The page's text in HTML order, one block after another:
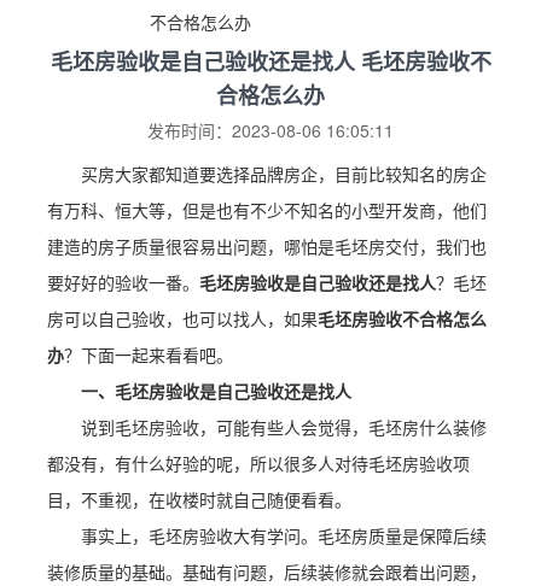
不合格怎么办
毛坯房验收是自己验收还是找人 毛坯房验收不
合格怎么办
发布时间：2023-08-06 16:05:11
买房大家都知道要选择品牌房企，目前比较知名的房企
有万科、恒大等，但是也有不少不知名的小型开发商，他们
建造的房子质量很容易出问题，哪怕是毛坯房交付，我们也
要好好的验收一番。 毛坯房验收是自己验收还是找人？毛坯
房可以自己验收，也可以找人，如果毛坯房验收不合格怎么
办？下面一起来看看吧。
一、毛坯房验收是自己验收还是找人
说到毛坯房验收，可能有些人会觉得，毛坯房什么装修
都没有，有什么好验的呢，所以很多人对待毛坯房验收项
目，不重视，在收楼时就自己随便看看。
事实上，毛坯房验收大有学问。毛坯房质量是保障后续
装修质量的基础。基础有问题，后续装修就会跟着出问题，